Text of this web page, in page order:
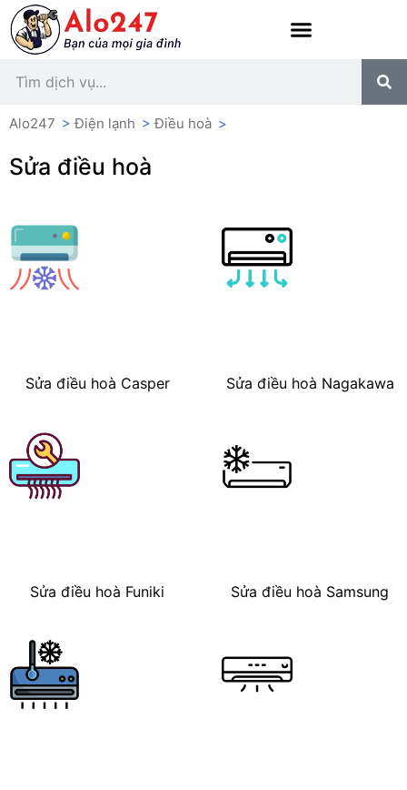
Alo247 >Điện lạnh >Điều hoà >
Sửa điều hoà
Sửa điều hoà Casper Sửa điều hoà Nagakawa
Sửa điều hoà Funiki Sửa điều hoà Samsung